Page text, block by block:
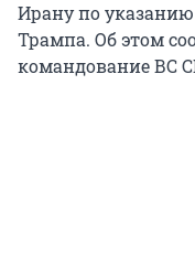
Ирану по
Трампа. Об этом
командование ВС